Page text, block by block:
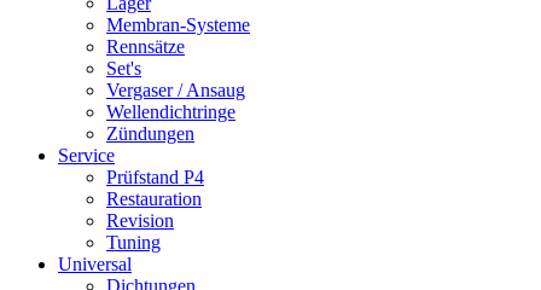
Membran-Systeme
Rennsätze
Set's
Vergaser / Ansaug
Wellendichtringe
Zündungen
Service
Prüfstand P4
Restauration
Revision
Tuning
Universal
Dichtungen